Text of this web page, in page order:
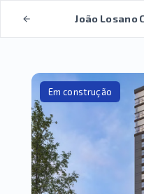
João Losano
Em construção